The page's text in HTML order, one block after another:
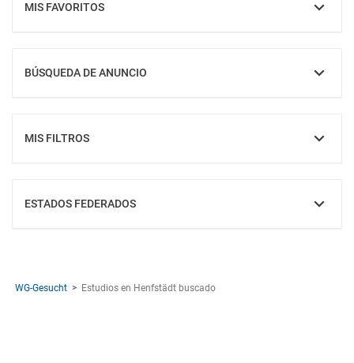
MIS FAVORITOS
MOSTRAR
BÚSQUEDA DE ANUNCIO
MOSTRAR
MIS FILTROS
MOSTRAR
ESTADOS FEDERADOS
MOSTRAR
WG-Gesucht Estudios en Henfstädt buscado